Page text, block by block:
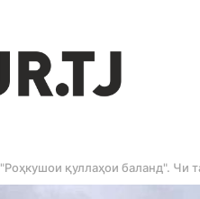
"Роҳкушои қуллаҳои баланд". Чи